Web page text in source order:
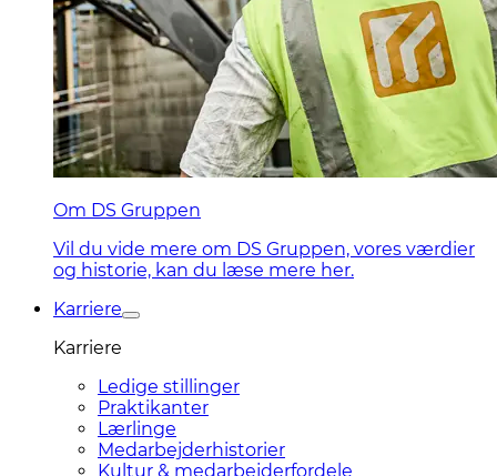
Om DS Gruppen
Vil du vide mere om DS Gruppen, vores værdier
og historie, kan du læse mere her.
Karriere
Karriere
Ledige stillinger
Praktikanter
Lærlinge
Medarbejderhistorier
Kultur & medarbejderfordele